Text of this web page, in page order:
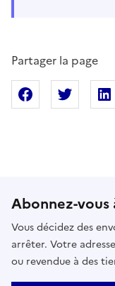
Partager la page
Partager sur
Abonnez-
Vous décidez des
arrêter. Votre
ou revendue à des